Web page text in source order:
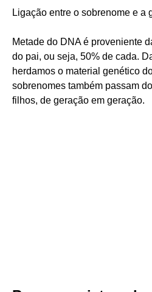
Ligação entre o sobrenome e a
Metade do DNA é proveniente
do pai, ou seja, 50% de cada.
herdamos o material genético
sobrenomes também passam
filhos, de geração em geração.